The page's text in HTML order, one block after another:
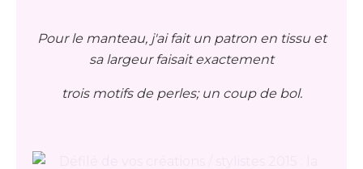
Pour le manteau, j'ai fait un patron en tissu et
sa largeur faisait exactement
trois motifs de perles; un coup de bol.